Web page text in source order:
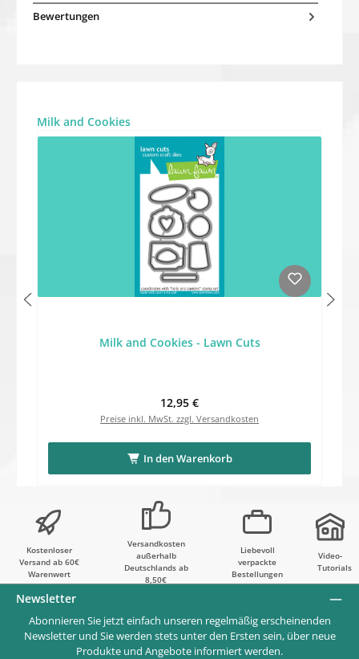
Bewertungen
Produktgalerie überspringen
Milk and Cookies
Milk and Cookies - Lawn Cuts
Regulärer Preis:
12,95 €
Preise inkl. MwSt. zzgl. Versandkosten
In den Warenkorb
Kostenloser
Versand ab 60€
Warenwert
Versandkosten
außerhalb
Deutschlands ab
8,50€
Liebevoll
verpackte
Bestellungen
Video-
Tutorials
Newsletter
Abonnieren Sie jetzt einfach unseren regelmäßig erscheinenden
Newsletter und Sie werden stets unter den Ersten sein, über neue
Produkte und Angebote informiert werden.